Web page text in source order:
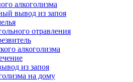
алкоголизма
вывод из запоя
отравления
алкоголизма
из запоя
на дому